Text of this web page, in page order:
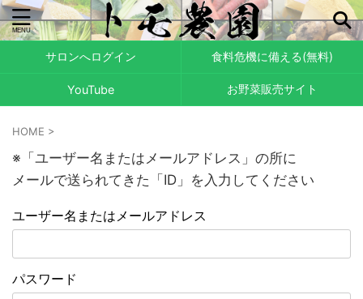
サロンへログイン 食料危機に備える(無料)
YouTube お野菜販売サイト
HOME >
※「ユーザー名またはメールアドレス」の所に
メールで送られてきた「ID」を入力してください
ユーザー名またはメールアドレス
パスワード